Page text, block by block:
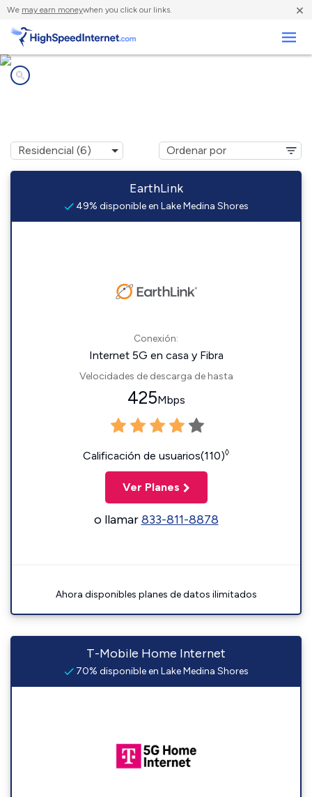
We may earn moneywhen you click our links. ×
EarthLink
49% disponible en Lake Medina Shores
Conexión:
Internet 5G en casa y Fibra
Velocidades de descarga de hasta
425Mbps
Calificación de usuarios(110)◊
Ver Planes
o llamar833-811-8878
Ahora disponibles planes de datos ilimitados
T-Mobile Home Internet
70% disponible en Lake Medina Shores